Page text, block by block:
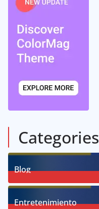
Categories
Blog
Entretenimiento